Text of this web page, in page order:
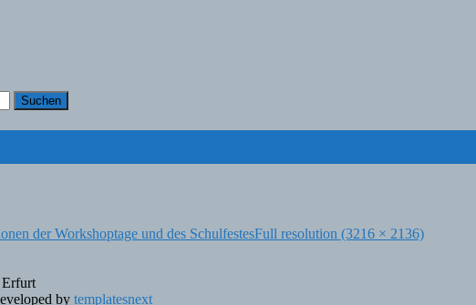
der Workshoptage und des SchulfestesFull resolution (3216 × 2136)
by templatesnext